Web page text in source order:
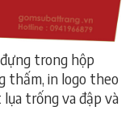
trong hộp
thấm, in logo theo
trống va đập và